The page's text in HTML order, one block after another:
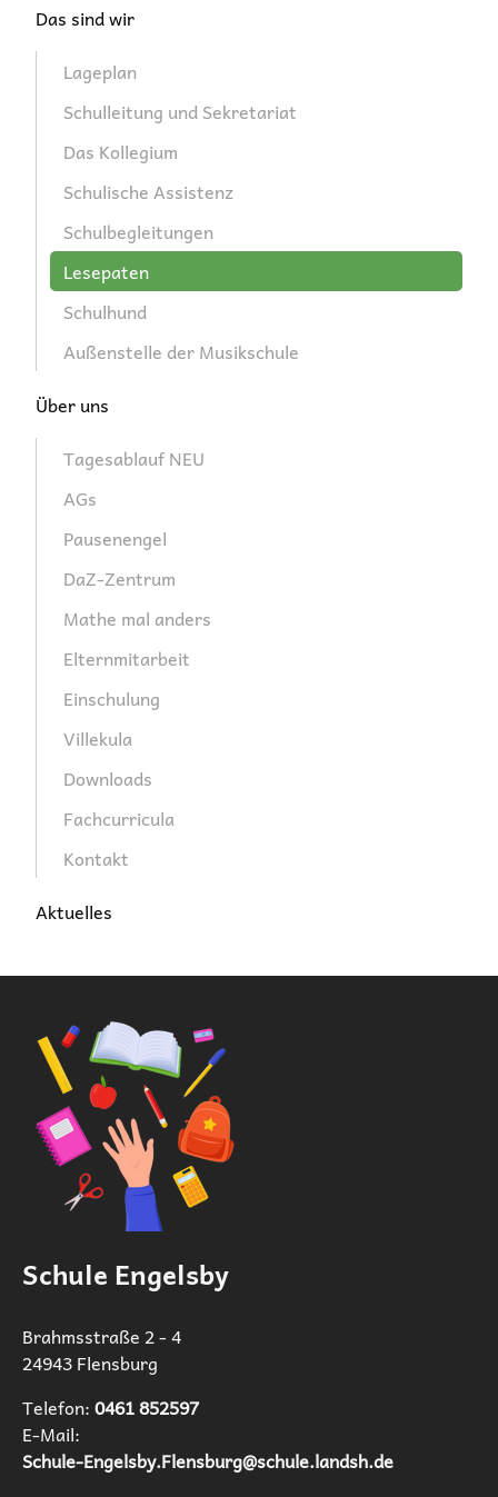
überspringen
Das sind wir
Lageplan
Schulleitung und Sekretariat
Das Kollegium
Schulische Assistenz
Schulbegleitungen
Lesepaten
Schulhund
Außenstelle der Musikschule
Über uns
Tagesablauf NEU
AGs
Pausenengel
DaZ-Zentrum
Mathe mal anders
Elternmitarbeit
Einschulung
Villekula
Downloads
Fachcurricula
Kontakt
Aktuelles
Schule Engelsby
Brahmsstraße 2 - 4
24943 Flensburg
Telefon:0461 852597‬
E-Mail:
Schule-Engelsby.Flensburg@schule.landsh.de